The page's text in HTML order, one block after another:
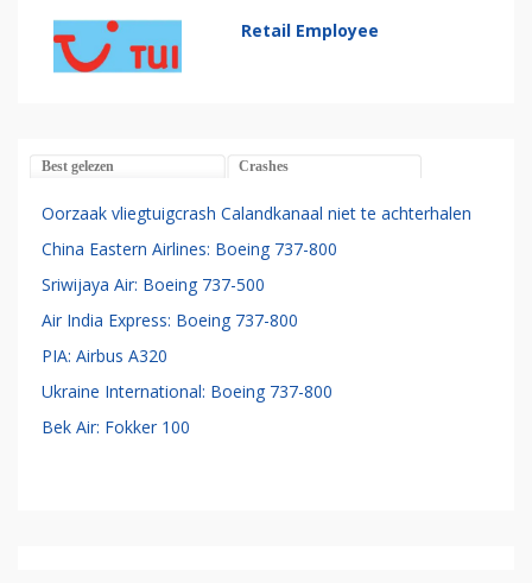
Retail Employee
Best gelezen Crashes
Oorzaak vliegtuigcrash Calandkanaal niet te achterhalen
China Eastern Airlines: Boeing 737-800
Sriwijaya Air: Boeing 737-500
Air India Express: Boeing 737-800
PIA: Airbus A320
Ukraine International: Boeing 737-800
Bek Air: Fokker 100